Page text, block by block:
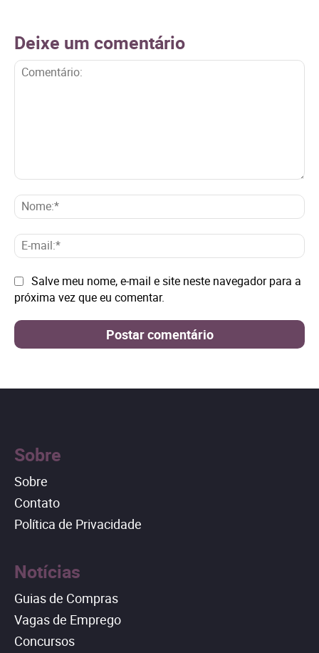
Deixe um comentário
E-
Site: Salve meu nome, e-mail e site neste navegador para a
próxima vez que eu comentar.
Sobre
Sobre
Contato
Política de Privacidade
Notícias
Guias de Compras
Vagas de Emprego
Concursos